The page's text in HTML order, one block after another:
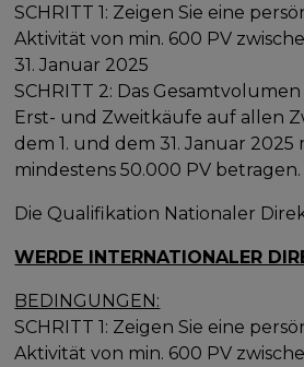
SCHRITT 1: Zeigen Sie eine
Aktivität von min. 600 PV
31. Januar 2025
SCHRITT 2: Das
Erst- und Zweitkäufe auf allen
dem 1. und dem 31. Januar 2025
mindestens 50.000 PV betragen.
Die Qualifikation Nationaler
WERDE INTERNATIONALER
BEDINGUNGEN:
SCHRITT 1: Zeigen Sie eine
Aktivität von min. 600 PV